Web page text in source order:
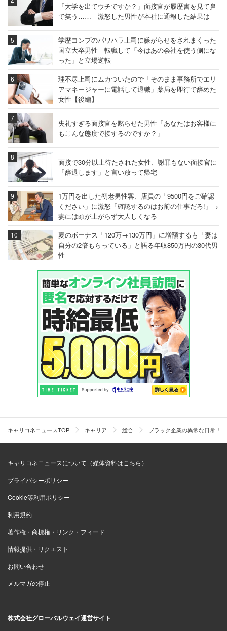
「大学を出てウチですか？」面接官が履歴書を見て鼻
で笑う…… 激怒した男性が本社に通報した結果は
学歴コンプのパワハラ上司に嫌がらせをされまくった
国立大卒男性 転職して「今はあの会社を使う側にな
った」と立場逆転
理不尽上司にムカついたので「そのまま事務所でエリ
アマネージャーに電話して退職」薬局を即行で辞めた
女性【後編】
失礼すぎる面接官を黙らせた男性「あなたはお客様に
もこんな態度で接するのですか？」
面接で30分以上待たされた女性、謝罪もない面接官に
「辞退します」と言い放って帰宅
1万円を出した初老男性客、店員の「9500円をご確認
ください」に激怒「確認するのはお前の仕事だろ!」→
妻には頭が上がらず大人しくなる
夏のボーナス「120万→130万円」に増額するも「妻は
自分の2倍もらっている」と語る年収850万円の30代男
性
キャリコネニュースTOP キャリア 総合 ブラック企業の異常な日常「
キャリコネニュースについて（媒体資料はこちら）
プライバシーポリシー
Cookie等利用ポリシー
利用規約
著作権・商標権・リンク・フィード
情報提供・リクエスト
お問い合わせ
メルマガの停止
株式会社グローバルウェイ運営サイト